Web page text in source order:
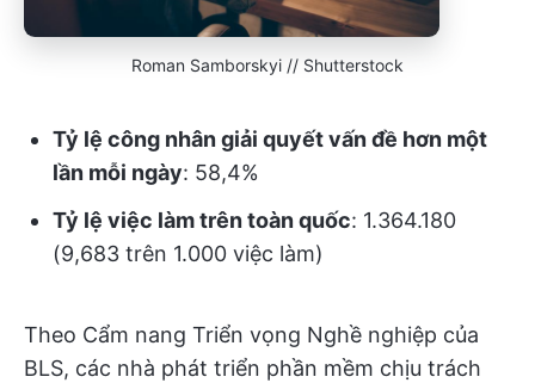
Roman Samborskyi // Shutterstock
Tỷ lệ công nhân giải quyết vấn đề hơn một
lần mỗi ngày: 58,4%
Tỷ lệ việc làm trên toàn quốc: 1.364.180
(9,683 trên 1.000 việc làm)
Theo Cẩm nang Triển vọng Nghề nghiệp của
BLS, các nhà phát triển phần mềm chịu trách